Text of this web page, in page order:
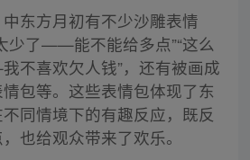
中东方月初有不少沙雕表情
少了——能不能给多点”“这么
不喜欢欠人钱”，还有被画成
包等。这些表情包体现了东
同情境下的有趣反应，既反
也给观众带来了欢乐。